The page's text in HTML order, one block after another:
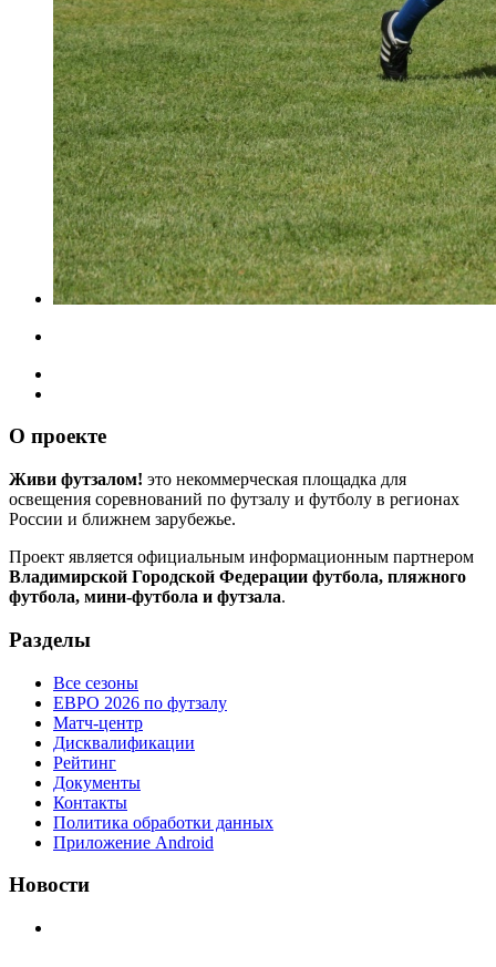
О проекте
Живи футзалом! это некоммерческая площадка для
освещения соревнований по футзалу и футболу в регионах
России и ближнем зарубежье.
Проект является официальным информационным партнером
Владимирской Городской Федерации футбола, пляжного
футбола, мини-футбола и футзала.
Разделы
Все сезоны
ЕВРО 2026 по футзалу
Матч-центр
Дисквалификации
Рейтинг
Документы
Контакты
Политика обработки данных
Приложение Android
Новости